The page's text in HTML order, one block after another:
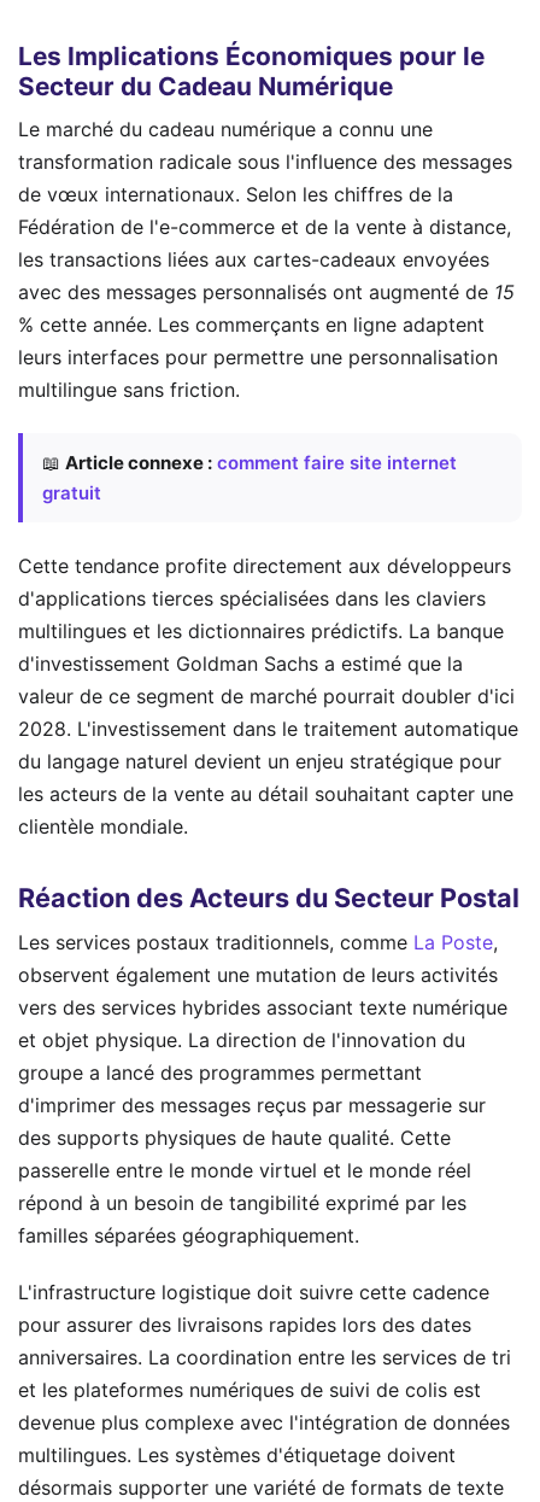
Les Implications Économiques pour le
Secteur du Cadeau Numérique
Le marché du cadeau numérique a connu une
transformation radicale sous l'influence des messages
de vœux internationaux. Selon les chiffres de la
Fédération de l'e-commerce et de la vente à distance,
les transactions liées aux cartes-cadeaux envoyées
avec des messages personnalisés ont augmenté de 15
% cette année. Les commerçants en ligne adaptent
leurs interfaces pour permettre une personnalisation
multilingue sans friction.
📖 Article connexe : comment faire site internet
gratuit
Cette tendance profite directement aux développeurs
d'applications tierces spécialisées dans les claviers
multilingues et les dictionnaires prédictifs. La banque
d'investissement Goldman Sachs a estimé que la
valeur de ce segment de marché pourrait doubler d'ici
2028. L'investissement dans le traitement automatique
du langage naturel devient un enjeu stratégique pour
les acteurs de la vente au détail souhaitant capter une
clientèle mondiale.
Réaction des Acteurs du Secteur Postal
Les services postaux traditionnels, comme La Poste,
observent également une mutation de leurs activités
vers des services hybrides associant texte numérique
et objet physique. La direction de l'innovation du
groupe a lancé des programmes permettant
d'imprimer des messages reçus par messagerie sur
des supports physiques de haute qualité. Cette
passerelle entre le monde virtuel et le monde réel
répond à un besoin de tangibilité exprimé par les
familles séparées géographiquement.
L'infrastructure logistique doit suivre cette cadence
pour assurer des livraisons rapides lors des dates
anniversaires. La coordination entre les services de tri
et les plateformes numériques de suivi de colis est
devenue plus complexe avec l'intégration de données
multilingues. Les systèmes d'étiquetage doivent
désormais supporter une variété de formats de texte